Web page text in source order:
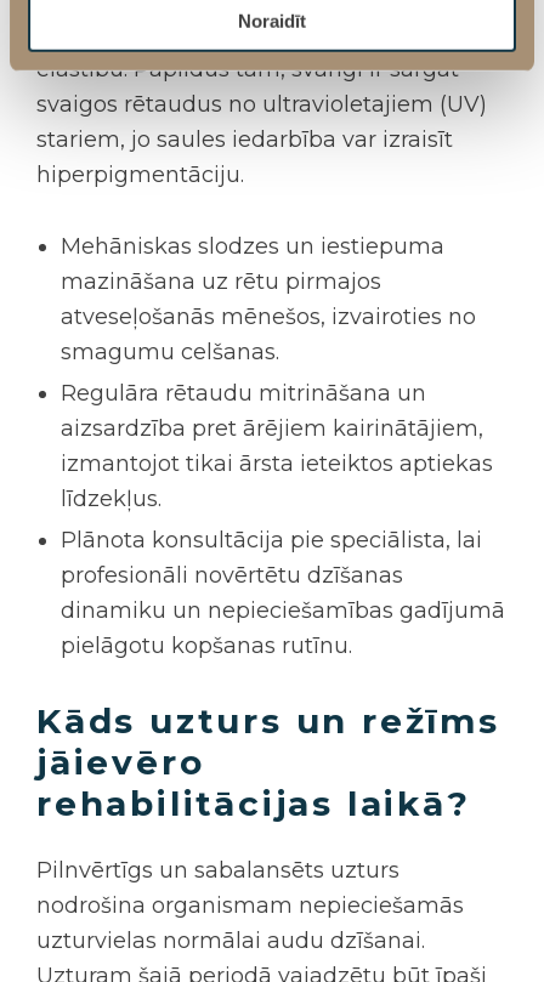
Noraidīt
rētaudu sabiezēšanu un uzlabotu to
elastību. Papildus tam, svarīgi ir sargāt
svaigos rētaudus no ultravioletajiem (UV)
stariem, jo saules iedarbība var izraisīt
hiperpigmentāciju.
Mehāniskas slodzes un iestiepuma
mazināšana uz rētu pirmajos
atveseļošanās mēnešos, izvairoties no
smagumu celšanas.
Regulāra rētaudu mitrināšana un
aizsardzība pret ārējiem kairinātājiem,
izmantojot tikai ārsta ieteiktos aptiekas
līdzekļus.
Plānota konsultācija pie speciālista, lai
profesionāli novērtētu dzīšanas
dinamiku un nepieciešamības gadījumā
pielāgotu kopšanas rutīnu.
Kāds uzturs un režīms
jāievēro
rehabilitācijas laikā?
Pilnvērtīgs un sabalansēts uzturs
nodrošina organismam nepieciešamās
uzturvielas normālai audu dzīšanai.
Uzturam šajā periodā vajadzētu būt īpaši